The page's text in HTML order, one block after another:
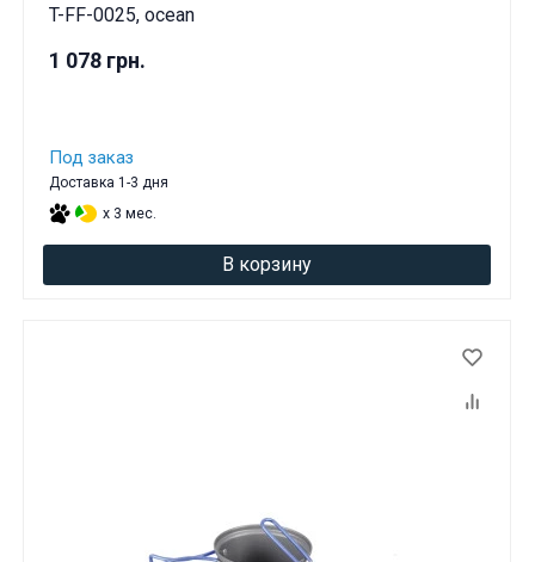
T-FF-0025, ocean
1 078 грн.
Под заказ
Доставка 1-3 дня
x 3 мес.
В корзину